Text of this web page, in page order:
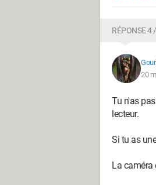
RÉPONSE 4
20
Tu n'as
lecteur.
Si tu as
La caméra